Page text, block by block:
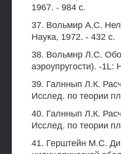
1967. - 984 с.
37. Вольмир А.С.
Наука, 1972. - 432 с.
38. Вольмнр Л.С.
аэроупругости). -1L:
39. Галннып Л.К.
Исслед. по теории
40. Галннып Л.К.
Исслед. по теории
41. Герштейн М.С.